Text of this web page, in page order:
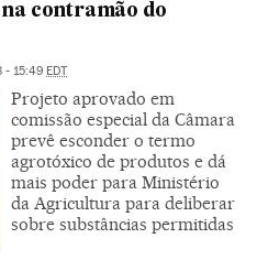
contramão do
- 15:49 EDT
Projeto aprovado em
comissão especial da Câmara
prevê esconder o termo
agrotóxico de produtos e dá
mais poder para Ministério
da Agricultura para deliberar
sobre substâncias permitidas